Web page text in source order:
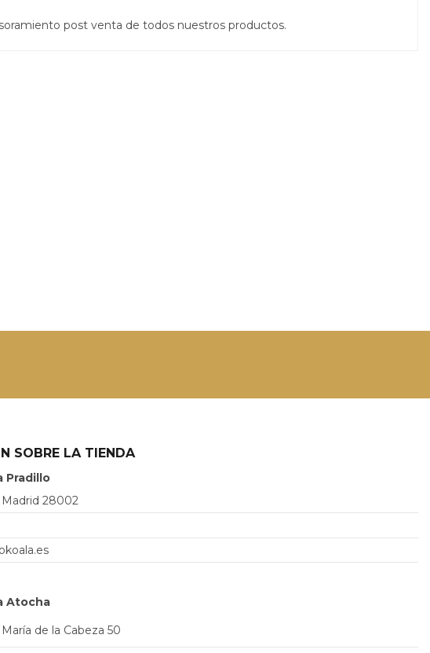
post venta de todos nuestros productos.
SOBRE LA TIENDA
Pradillo
Madrid 28002
Atocha
de la Cabeza 50